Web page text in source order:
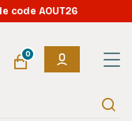
code AOUT26
0